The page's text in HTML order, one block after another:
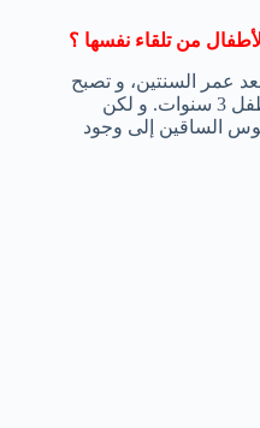
من تلقاء نفسها ؟
عمر السنتين، و تصبح
الأرجل مستقيمة تماماً عندما يبلغ الطفل 3 سنوات. و لكن
الساقين إلى وجود